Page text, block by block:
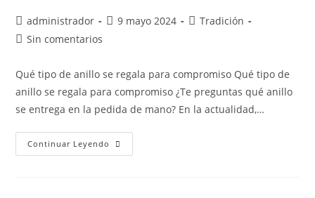
administrador 9 mayo 2024
Tradición
Sin comentarios
Qué tipo de anillo se regala para compromiso Qué tipo de
anillo se regala para compromiso ¿Te preguntas qué anillo
se entrega en la pedida de mano? En la actualidad,…
Continuar Leyendo